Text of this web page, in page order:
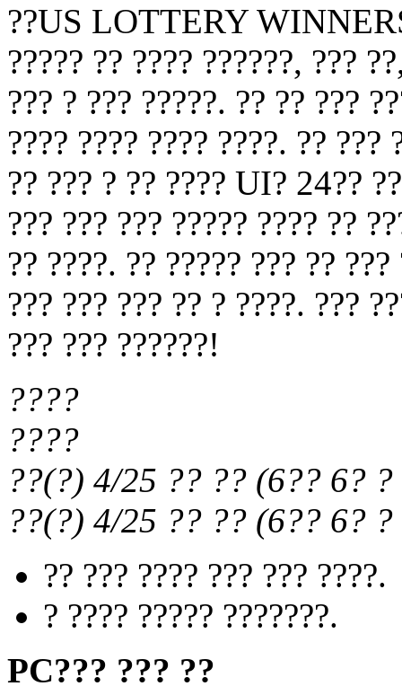
??US LOTTERY
????? ?? ???? ??????, ???
??? ? ??? ?????. ?? ?? ???
???? ???? ???? ????. ?? ???
?? ??? ? ?? ???? UI? 24??
??? ??? ??? ????? ???? ??
?? ????. ?? ????? ??? ??
??? ??? ??? ?? ? ????. ???
??? ??? ??????!
????
????
??(?) 4/25 ?? ?? (6?? 6?
??(?) 4/25 ?? ?? (6?? 6?
?? ??? ???? ??? ??? ????.
? ???? ????? ???????.
PC??? ??? ??